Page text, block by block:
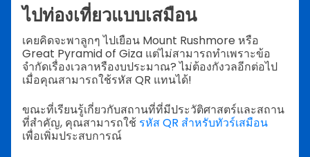
ไปท่องเที่ยวแบบเสมือน
เคยคิดจะพาลูกๆ ไปเยือน Mount Rushmore หรือ
Great Pyramid of Giza แต่ไม่สามารถทำเพราะข้อ
จำกัดเรื่องเวลาหรืองบประมาณ? ไม่ต้องกังวลอีกต่อไป
เมื่อคุณสามารถใช้รหัส QR แทนได้!
ขณะที่เรียนรู้เกี่ยวกับสถานที่ที่มีประวัติศาสตร์และสถาน
ที่สำคัญ, คุณสามารถใช้ รหัส QR สำหรับทัวร์เสมือน
เพื่อเพิ่มประสบการณ์